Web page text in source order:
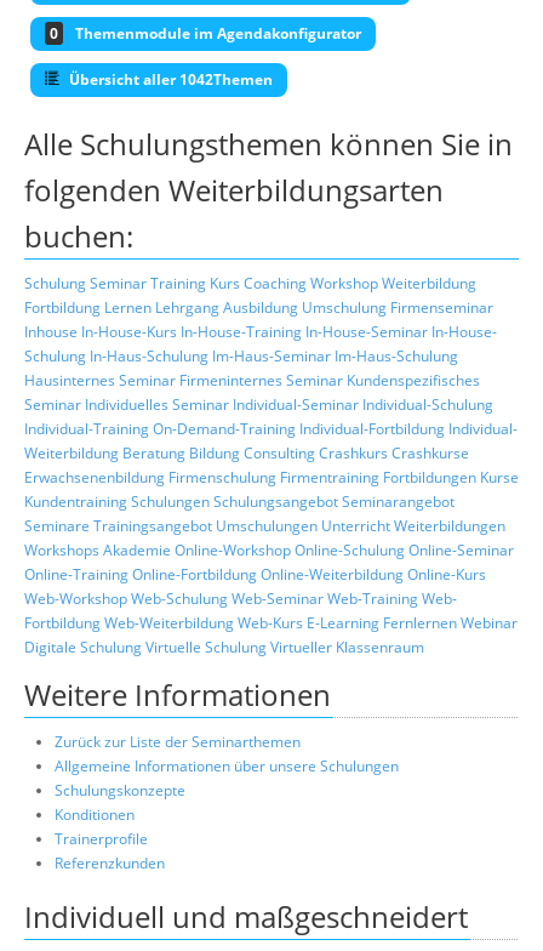
0 Themenmodule im Agendakonfigurator
Übersicht aller 1042Themen
Alle Schulungsthemen können Sie in
folgenden Weiterbildungsarten
buchen:
SchulungSeminarTraining Kurs CoachingWorkshopWeiterbildung
Fortbildung Lernen LehrgangAusbildung Umschulung Firmenseminar
Inhouse In-House-Kurs In-House-Training In-House-Seminar In-House-
Schulung In-Haus-Schulung Im-Haus-Seminar Im-Haus-Schulung
Hausinternes Seminar Firmeninternes Seminar Kundenspezifisches
Seminar Individuelles Seminar Individual-Seminar Individual-Schulung
Individual-TrainingOn-Demand-Training Individual-Fortbildung Individual-
Weiterbildung Beratung BildungConsultingCrashkurs Crashkurse
Erwachsenenbildung Firmenschulung Firmentraining Fortbildungen Kurse
KundentrainingSchulungenSchulungsangebotSeminarangebot
Seminare Trainingsangebot Umschulungen UnterrichtWeiterbildungen
Workshops Akademie Online-WorkshopOnline-SchulungOnline-Seminar
Online-TrainingOnline-FortbildungOnline-WeiterbildungOnline-Kurs
Web-WorkshopWeb-SchulungWeb-SeminarWeb-TrainingWeb-
FortbildungWeb-WeiterbildungWeb-Kurs E-Learning FernlernenWebinar
Digitale SchulungVirtuelle SchulungVirtueller Klassenraum
Weitere Informationen
Zurück zur Liste der Seminarthemen
Allgemeine Informationen über unsere Schulungen
Schulungskonzepte
Konditionen
Trainerprofile
Referenzkunden
Individuell und maßgeschneidert